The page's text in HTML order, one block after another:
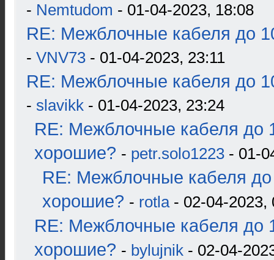
- Nemtudom - 01-04-2023, 18:08
RE: Межблочные кабеля до
- VNV73 - 01-04-2023, 23:11
RE: Межблочные кабеля до
- slavikk - 01-04-2023, 23:24
RE: Межблочные кабеля до
хорошие? - petr.solo1223 - 01-
RE: Межблочные кабеля до
хорошие? - rotla- 02-04-2023,
RE: Межблочные кабеля до
хорошие? - bylujnik - 02-04-